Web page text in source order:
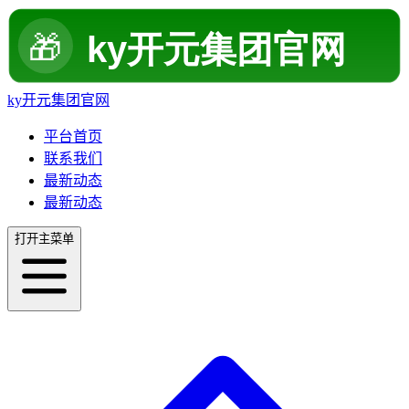
ky开元集团官网
平台首页
联系我们
最新动态
最新动态
打开主菜单